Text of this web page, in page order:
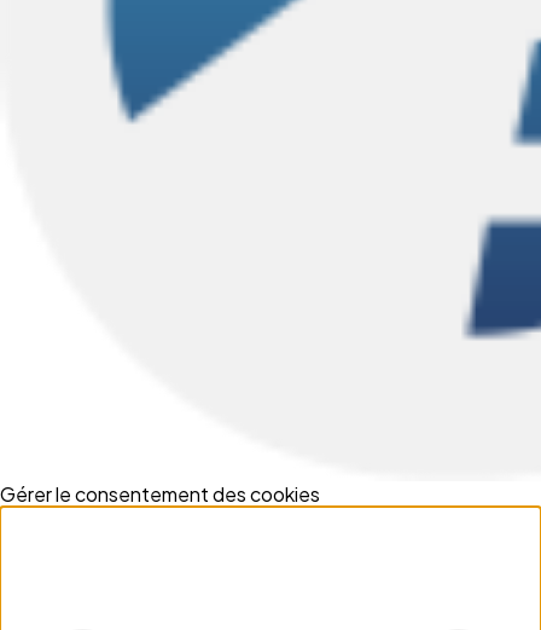
Gérer le consentement des cookies